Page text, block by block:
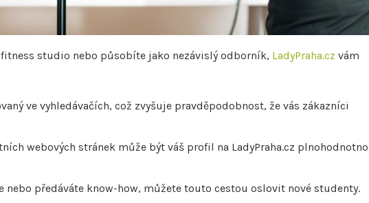
studio nebo působíte jako nezávislý odborník, LadyPraha.cz vám
ve vyhledávačích, což zvyšuje pravděpodobnost, že vás zákazníci
webových stránek může být váš profil na LadyPraha.cz
předáváte know-how, můžete touto cestou oslovit nové studenty.